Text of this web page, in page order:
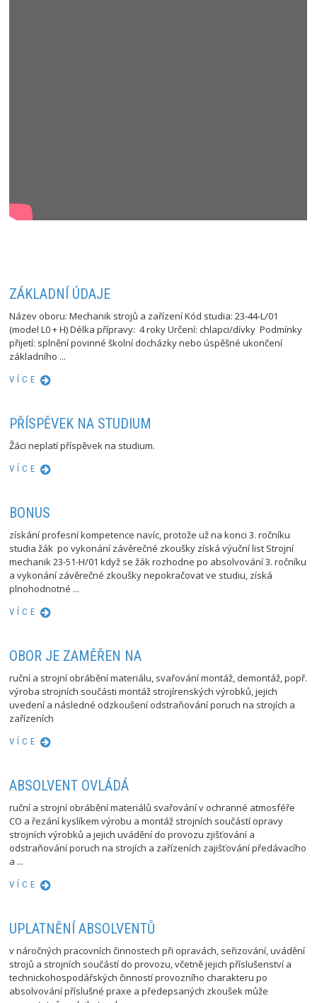
ZÁKLADNÍ ÚDAJE
Název oboru: Mechanik strojů a zařízení Kód studia: 23-44-L/01
(model L0 + H) Délka přípravy: 4 roky Určení: chlapci/dívky Podmínky
přijetí: splnění povinné školní docházky nebo úspěšné ukončení
základního ...
VÍCE
PŘÍSPĚVEK NA STUDIUM
Žáci neplatí příspěvek na studium.
VÍCE
BONUS
získání profesní kompetence navíc, protože už na konci 3. ročníku
studia žák po vykonání závěrečné zkoušky získá výuční list Strojní
mechanik 23-51-H/01 když se žák rozhodne po absolvování 3. ročníku
a vykonání závěrečné zkoušky nepokračovat ve studiu, získá
plnohodnotné ...
VÍCE
OBOR JE ZAMĚŘEN NA
ruční a strojní obrábění materiálu, svařování montáž, demontáž, popř.
výroba strojních součásti montáž strojírenských výrobků, jejich
uvedení a následné odzkoušení odstraňování poruch na strojích a
zařízeních
VÍCE
ABSOLVENT OVLÁDÁ
ruční a strojní obrábění materiálů svařování v ochranné atmosféře
CO a řezání kyslíkem výrobu a montáž strojních součástí opravy
strojních výrobků a jejich uvádění do provozu zjišťování a
odstraňování poruch na strojích a zařízeních zajišťování předávacího
a ...
VÍCE
UPLATNĚNÍ ABSOLVENTŮ
v náročných pracovních činnostech při opravách, seřizování, uvádění
strojů a strojních součástí do provozu, včetně jejich příslušenství a
technickohospodářských činností provozního charakteru po
absolvování příslušné praxe a předepsaných zkoušek může